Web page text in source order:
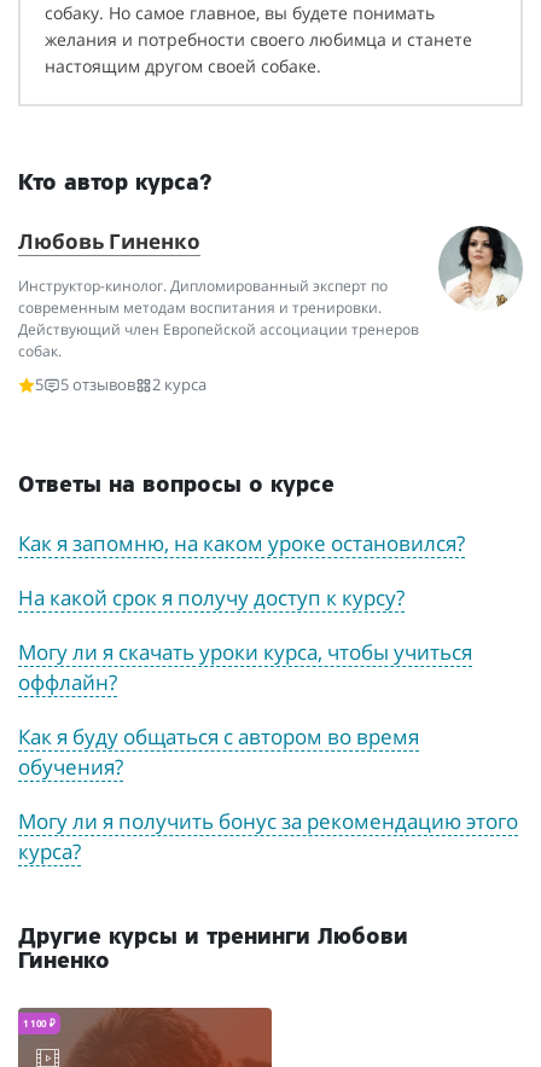
собаку. Но самое главное, вы будете понимать
желания и потребности своего любимца и станете
настоящим другом своей собаке.
Кто автор курса?
Любовь Гиненко
Инструктор-кинолог. Дипломированный эксперт по
современным методам воспитания и тренировки.
Действующий член Европейской ассоциации тренеров
собак.
5
5 отзывов 2 курса
Ответы на вопросы о курсе
Как я запомню, на каком уроке остановился?
На какой срок я получу доступ к курсу?
Могу ли я скачать уроки курса, чтобы учиться
оффлайн?
Как я буду общаться с автором во время
обучения?
Могу ли я получить бонус за рекомендацию этого
курса?
Другие курсы и тренинги Любови
Гиненко
1 100 ₽